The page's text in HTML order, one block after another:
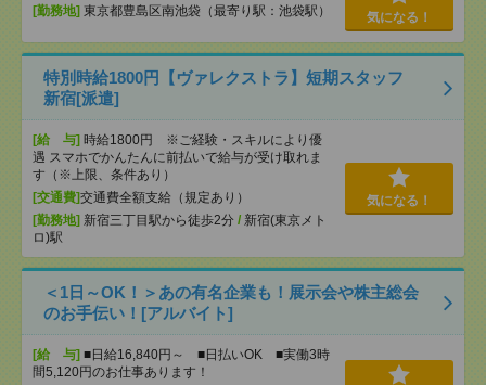
[勤務地] 東京都豊島区南池袋（最寄り駅：池袋駅） 気になる！
特別時給1800円【ヴァレクストラ】短期スタッフ
新宿[派遣]
[給 与] 時給1800円 ※ご経験・スキルにより優
遇 スマホでかんたんに前払いで給与が受け取れま
す（※上限、条件あり）
[交通費]交通費全額支給（規定あり）
[勤務地] 新宿三丁目駅から徒歩2分 / 新宿(東京メト
ロ)駅
気になる！
＜1日～OK！＞あの有名企業も！展示会や株主総会
のお手伝い！[アルバイト]
[給 与] ■日給16,840円～ ■日払いOK ■実働3時
間5,120円のお仕事あります！